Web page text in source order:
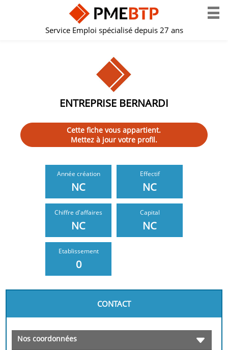
Service Emploi spécialisé depuis 27 ans
ENTREPRISE BERNARDI
Cette fiche vous appartient.
Mettez à jour votre profil.
Année création
NC
Effectif
NC
Chiffre d'affaires
NC
Capital
NC
Etablissement
0
CONTACT
Nos coordonnées